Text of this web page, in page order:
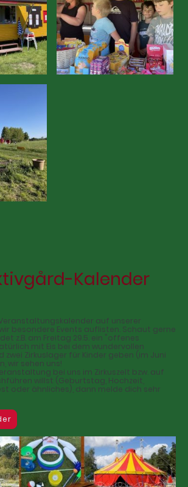
Kalender
auf unserer
besondere Events auflisten. Schaut gerne
z.B. am Freitag 29.5. ein "offenes
mit Eis bei dem wundervollen
zwei Zirkuslager für Kinder geben (im Juni
wir sehen uns!
bei uns im Zirkuszelt bzw. auf
willst (Geburtstag, Hochzeit,
oder ähnliches), dann melde dich sehr